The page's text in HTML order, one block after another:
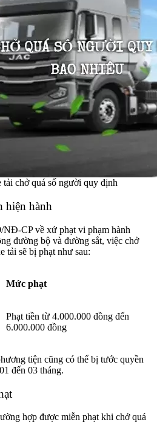
chở quá số người quy định
hiện hành
CP về xử phạt vi phạm hành
đường bộ và đường sắt, việc chở
tải sẽ bị phạt như sau:
Mức phạt
Phạt tiền từ 4.000.000 đồng đến
6.000.000 đồng
tiện cũng có thể bị tước quyền
đến 03 tháng.
hợp được miễn phạt khi chở quá